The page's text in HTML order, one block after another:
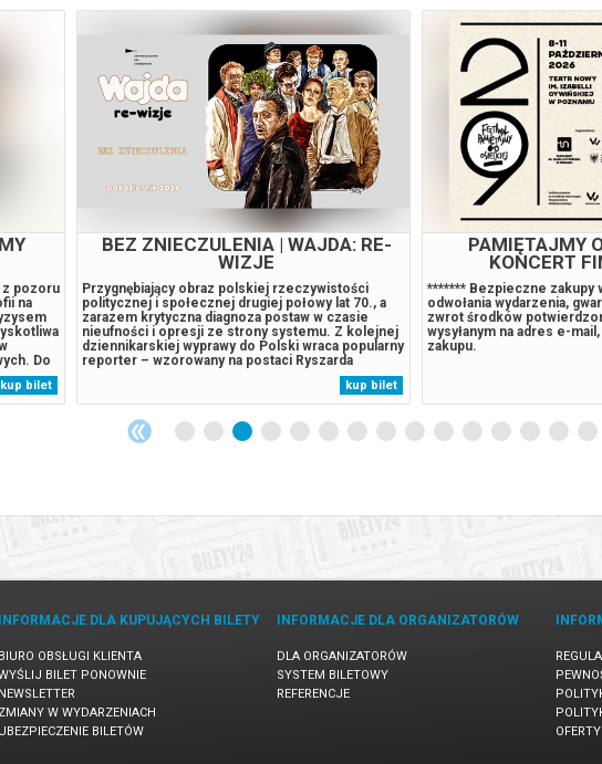
z pozoru
na
Do
się
kup bilet
BEZ ZNIECZULENIA | WAJDA: RE-
WIZJE
Przygnębiający obraz polskiej rzeczywistości
politycznej i społecznej drugiej połowy lat 70., a
zarazem krytyczna diagnoza postaw w czasie
nieufności i opresji ze strony systemu. Z kolejnej
dziennikarskiej wyprawy do Polski wraca popularny
reporter – wzorowany na postaci Ryszarda
Kapuścińskiego. Z zaskoczeniem przyjmuje, że
staje się – bez żadnego wyjaśnienia – obiektem
zorganizowanej nagonki. W pracy...
kup bilet
PAMIĘTAJMY
KONCERT
******* Bezpieczne zakupy
odwołania wydarzenia,
zwrot środków
wysyłanym na adres e-
zakupu.
INFORMACJE DLA KUPUJĄCYCH BILETY
BIURO OBSŁUGI KLIENTA
BILET PONOWNIE
NEWSLETTER
ZMIANY W WYDARZENIACH
UBEZPIECZENIE BILETÓW
INFORMACJE DLA ORGANIZATORÓW
DLA ORGANIZATORÓW
SYSTEM BILETOWY
REFERENCJE